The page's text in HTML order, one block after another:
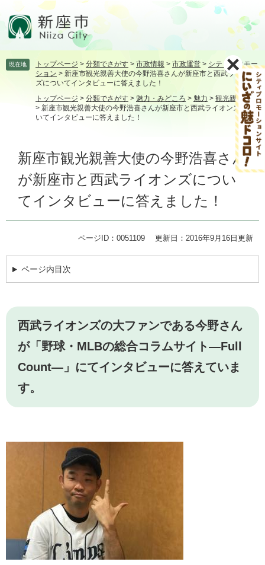
頭飛 現在地 トップページ > 分類でさがす > 市政情報 > 市政運営 > シティプロモー
ション > 新座市観光親善大使の今野浩喜さんが新座市と西武ライオン
ズについてインタビューに答えました！
トップページ > 分類でさがす > 魅力・みどころ > 魅力 > 観光親善大使
> 新座市観光親善大使の今野浩喜さんが新座市と西武ライオンズにつ
いてインタビューに答えました！
新座市観光親善大使の今野浩喜さん
が新座市と西武ライオンズについ
てインタビューに答えました！
ページID：0051109 更新日：2016年9月16日更新
ページ内目次
西武ライオンズの大ファンである今野さん
が「野球・MLBの総合コラムサイト―Full
Count―」にてインタビューに答えていま
す。